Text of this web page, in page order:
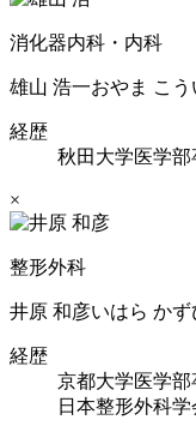
消化器内科・内科
雄山 浩一おやま こう
経歴
秋田大学医学部
×
整形外科
井原 和彦いはら かず
経歴
京都大学医学部
日本整形外科